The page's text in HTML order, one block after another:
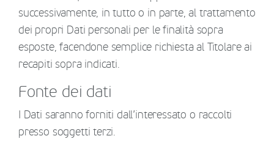
successivamente, in tutto o in parte, al trattamento
dei propri Dati personali per le finalità sopra
esposte, facendone semplice richiesta al Titolare ai
recapiti sopra indicati.
Fonte dei dati
I Dati saranno forniti dall’interessato o raccolti
presso soggetti terzi.